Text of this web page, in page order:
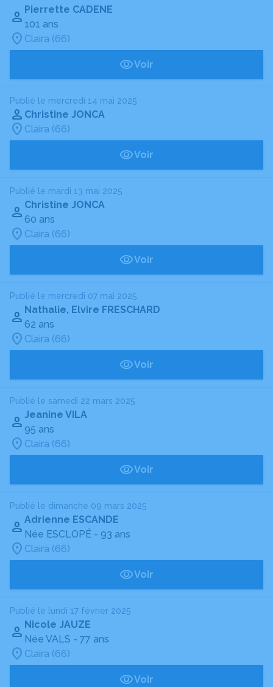
Pierrette CADENE
101 ans
Claira (66)
Voir
Publié le mercredi 14 mai 2025
Christine JONCA
Claira (66)
Voir
Publié le mardi 13 mai 2025
Christine JONCA
60 ans
Claira (66)
Voir
Publié le mercredi 07 mai 2025
Nathalie, Elvire FRESCHARD
62 ans
Claira (66)
Voir
Publié le samedi 22 mars 2025
Jeanine VILA
95 ans
Claira (66)
Voir
Publié le dimanche 09 mars 2025
Adrienne ESCANDE
Née ESCLOPÉ - 93 ans
Claira (66)
Voir
Publié le lundi 17 février 2025
Nicole JAUZE
Née VALS - 77 ans
Claira (66)
Voir